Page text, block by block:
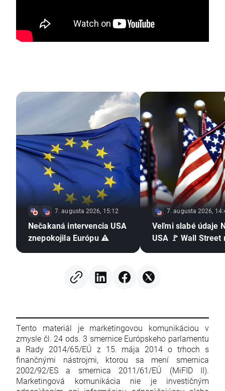
7. augusta 2026, 15:12
Nečakaná intervencia USA
znepokojila Európu ⚠️
7. augusta 2026,
Veľmi slabé údaje
USA 🚩 Wall Street
Tento materiál je marketingovou komunikáciou v
zmysle čl. 24 ods. 3 smernice Európskeho parlamentu
a Rady 2014/65/EÚ z 15. mája 2014 o trhoch s
finančnými nástrojmi, ktorou sa mení smernica
2002/92/ES a smernica 2011/61/EÚ (MiFID II).
Marketingová komunikácia nie je investičným